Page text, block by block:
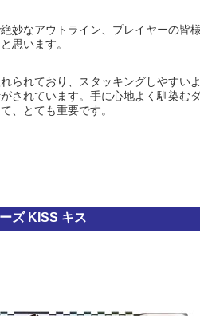
妙なアウトライン、プレイヤーの皆
思います。
られており、スタッキングしやすい
されています。手に心地よく馴染む
、とても重要です。
ズ KISS キス